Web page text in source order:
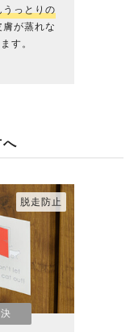
うっとりの
膚が蒸れな
す。
へ
脱走防止